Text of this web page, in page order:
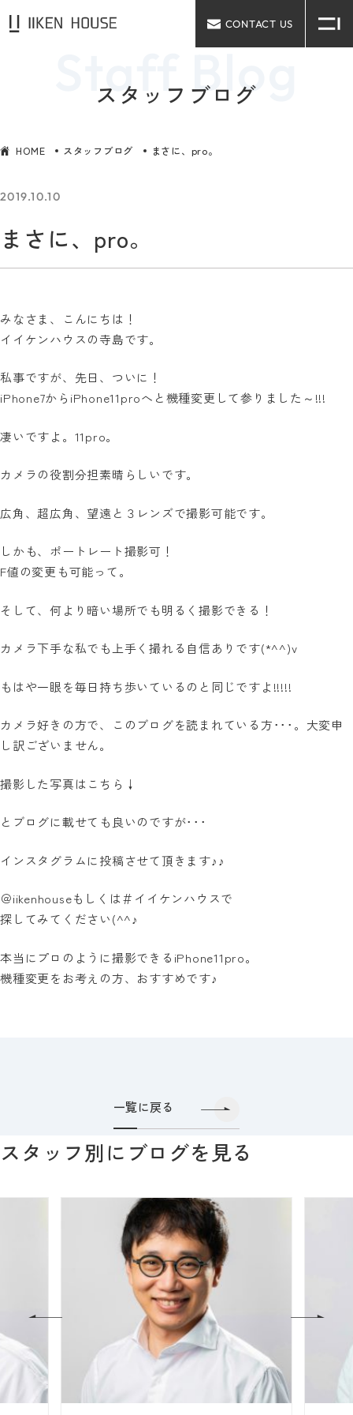
CONTACT US
スタッフブログ
HOME スタッフブログ まさに、pro。
2019.10.10
まさに、pro。
みなさま、こんにちは！
イイケンハウスの寺島です。
私事ですが、先日、ついに！
iPhone7からiPhone11proへと機種変更して参りました～!!!
凄いですよ。11pro。
カメラの役割分担素晴らしいです。
広角、超広角、望遠と３レンズで撮影可能です。
しかも、ポートレート撮影可！
F値の変更も可能って。
そして、何より暗い場所でも明るく撮影できる！
カメラ下手な私でも上手く撮れる自信ありです(*^^)v
もはや一眼を毎日持ち歩いているのと同じですよ!!!!!
カメラ好きの方で、このブログを読まれている方･･･。大変申
し訳ございません。
撮影した写真はこちら↓
とブログに載せても良いのですが･･･
インスタグラムに投稿させて頂きます♪♪
＠iikenhouseもしくは＃イイケンハウスで
探してみてください(^^♪
本当にプロのように撮影できるiPhone11pro。
機種変更をお考えの方、おすすめです♪
一覧に戻る
スタッフ別にブログを見る